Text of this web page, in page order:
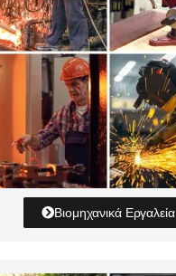
Βιομηχανικά Εργαλεία